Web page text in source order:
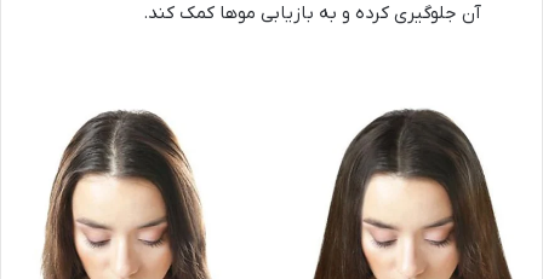
آن جلوگیری کرده و به بازیابی موها کمک کند.